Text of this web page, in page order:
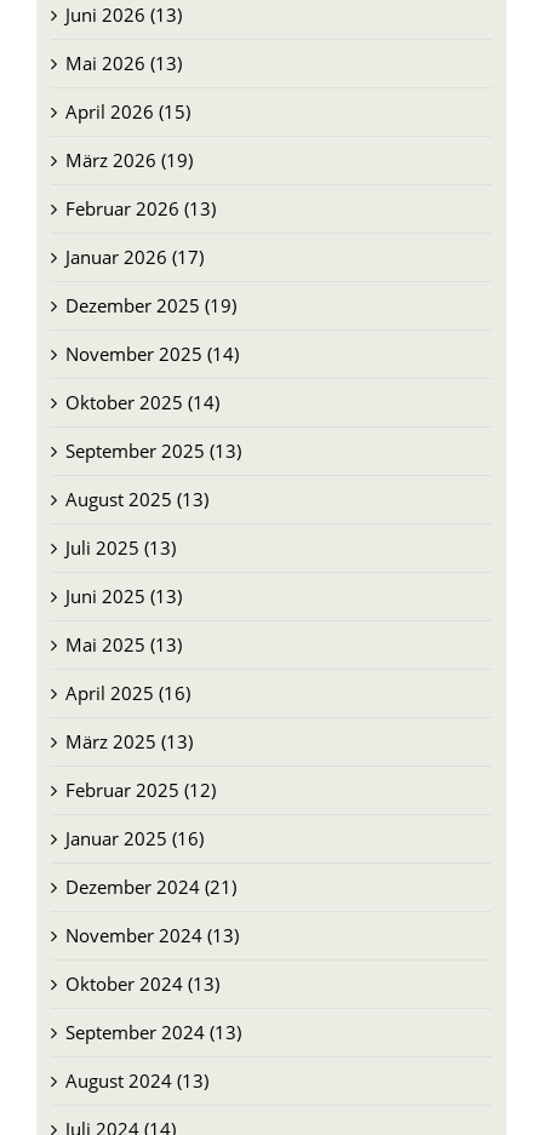
Juni 2026 (13)
Mai 2026 (13)
April 2026 (15)
März 2026 (19)
Februar 2026 (13)
Januar 2026 (17)
Dezember 2025 (19)
November 2025 (14)
Oktober 2025 (14)
September 2025 (13)
August 2025 (13)
Juli 2025 (13)
Juni 2025 (13)
Mai 2025 (13)
April 2025 (16)
März 2025 (13)
Februar 2025 (12)
Januar 2025 (16)
Dezember 2024 (21)
November 2024 (13)
Oktober 2024 (13)
September 2024 (13)
August 2024 (13)
Juli 2024 (14)